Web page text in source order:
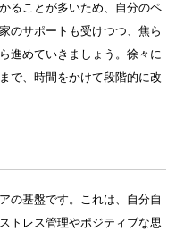
ることが多いため、自分のペ
のサポートも受けつつ、焦ら
進めていきましょう。徐々に
で、時間をかけて段階的に改
の基盤です。これは、自分自
トレス管理やポジティブな思